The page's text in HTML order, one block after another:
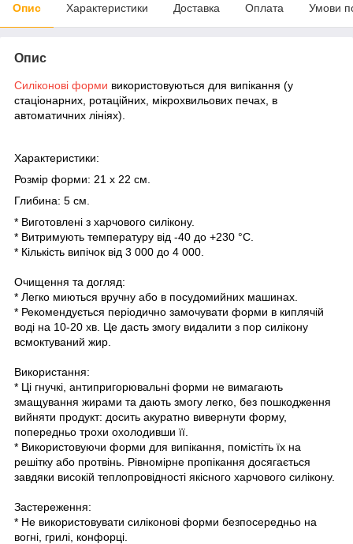
Опис Характеристики Доставка Оплата Умови
Опис
Силіконові форми використовуються для випікання (у
стаціонарних, ротаційних, мікрохвильових печах, в
автоматичних лініях).
Характеристики:
Розмір форми: 21 x 22 см.
Глибина: 5 см.
* Виготовлені з харчового силікону.
* Витримують температуру від -40 до +230 °C.
* Кількість випічок від 3 000 до 4 000.
Очищення та догляд:
* Легко миються вручну або в посудомийних машинах.
* Рекомендується періодично замочувати форми в киплячій
воді на 10-20 хв. Це дасть змогу видалити з пор силікону
всмоктуваний жир.
Використання:
* Ці гнучкі, антипригорювальні форми не вимагають
змащування жирами та дають змогу легко, без пошкодження
вийняти продукт: досить акуратно вивернути форму,
попередньо трохи охолодивши її.
* Використовуючи форми для випікання, помістіть їх на
решітку або протвінь. Рівномірне пропікання досягається
завдяки високій теплопровідності якісного харчового силікону.
Застереження:
* Не використовувати силіконові форми безпосередньо на
вогні, грилі, конфорці.